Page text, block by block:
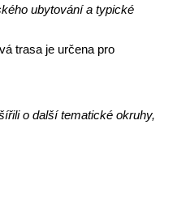
ubytování a typické
trasa je určena pro
o další tematické okruhy,